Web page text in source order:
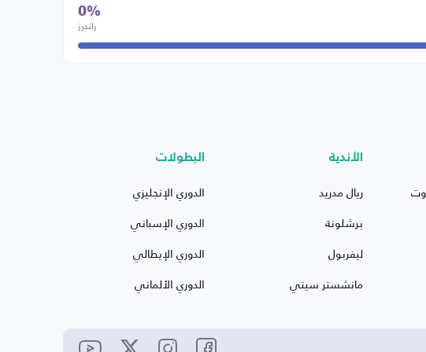
0%
راندرز
الأندية
ريال مدريد
برشلونة
ليفربول
مانشستر سيتي
البطولات
الدوري الإنجليزي
الدوري الإسباني
الدوري الإيطالي
الدوري الألماني